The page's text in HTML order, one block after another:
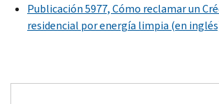
Publicación 5977, Cómo reclamar un
residencial por energía limpia (en